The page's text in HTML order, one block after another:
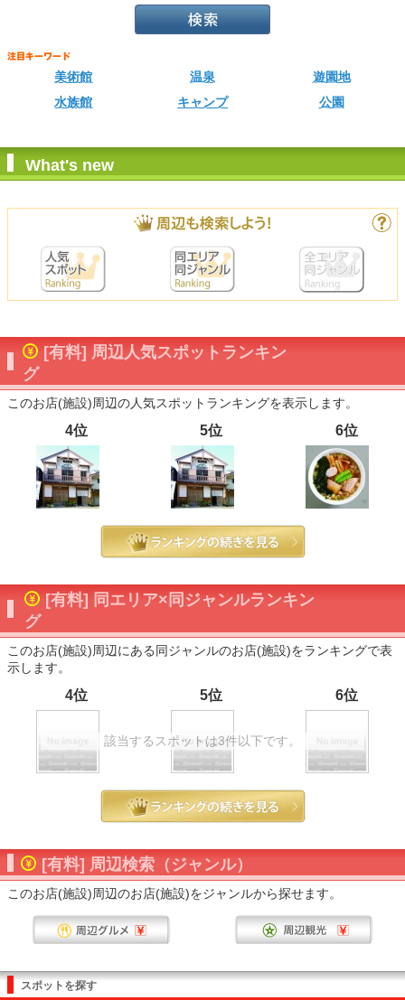
美術館 温泉
遊園地
水族館
キャンプ 公園
What's new
[有料] 周辺人気スポットランキン
グ
このお店(施設)周辺の人気スポットランキングを表示します。
4位 5位 6位
[有料] 同エリア×同ジャンルランキン
グ
このお店(施設)周辺にある同ジャンルのお店(施設)をランキングで表
示します。
4位 5位 6位
該当するスポットは3件以下です。
[有料] 周辺検索（ジャンル）
このお店(施設)周辺のお店(施設)をジャンルから探せます。
スポットを探す